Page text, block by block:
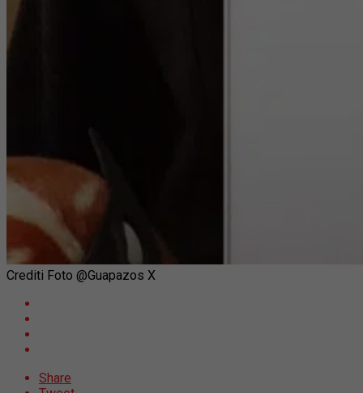
Crediti Foto @Guapazos X
Share